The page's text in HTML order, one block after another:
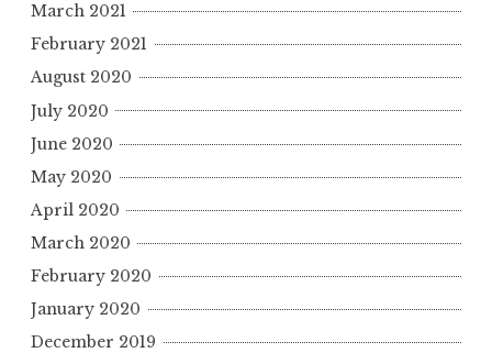
March 2021
February 2021
August 2020
July 2020
June 2020
May 2020
April 2020
March 2020
February 2020
January 2020
December 2019